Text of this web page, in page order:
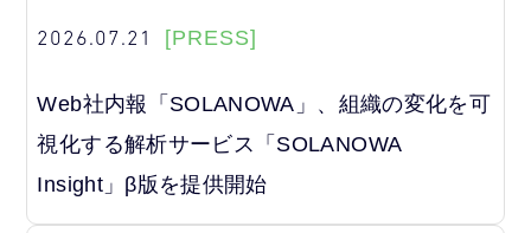
2026.07.21 [PRESS]
Web社内報「SOLANOWA」、組織の変化を可
視化する解析サービス「SOLANOWA
Insight」β版を提供開始